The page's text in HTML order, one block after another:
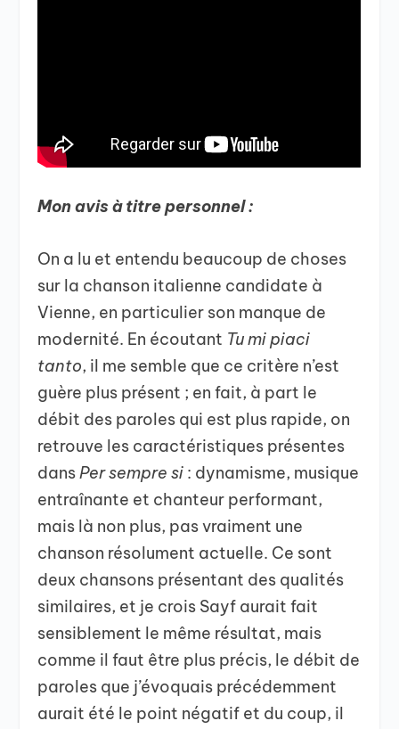
Mon avis à titre personnel :
On a lu et entendu beaucoup de choses
sur la chanson italienne candidate à
Vienne, en particulier son manque de
modernité. En écoutant Tu mi piaci
tanto, il me semble que ce critère n’est
guère plus présent ; en fait, à part le
débit des paroles qui est plus rapide, on
retrouve les caractéristiques présentes
dansPer sempre si : dynamisme, musique
entraînante et chanteur performant,
mais là non plus, pas vraiment une
chanson résolument actuelle. Ce sont
deux chansons présentant des qualités
similaires, et je crois Sayf aurait fait
sensiblement le même résultat, mais
comme il faut être plus précis, le débit de
paroles que j’évoquais précédemment
aurait été le point négatif et du coup, il